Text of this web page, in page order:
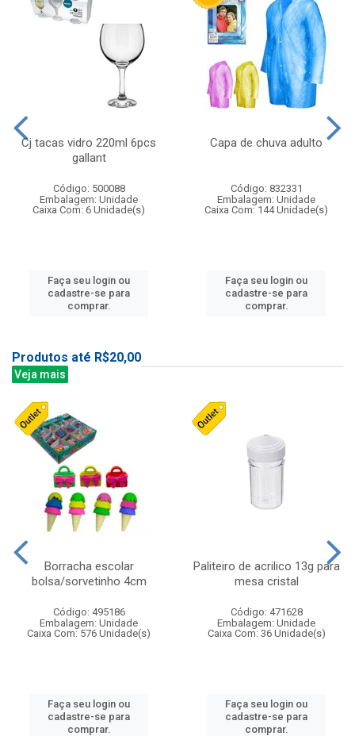
Cj tacas vidro 220ml 6pcs
gallant
Código: 500088
Embalagem: Unidade
Caixa Com: 6 Unidade(s)
Faça seu login ou
cadastre-se para
comprar.
Capa de chuva adulto
Código: 832331
Embalagem: Unidade
Caixa Com: 144 Unidade(s)
Faça seu login ou
cadastre-se para
comprar.
Produtos até R$20,00
Veja mais
Borracha escolar
bolsa/sorvetinho 4cm
Código: 495186
Embalagem: Unidade
Caixa Com: 576 Unidade(s)
Faça seu login ou
cadastre-se para
comprar.
Paliteiro de acrilico 13g para
mesa cristal
Código: 471628
Embalagem: Unidade
Caixa Com: 36 Unidade(s)
Faça seu login ou
cadastre-se para
comprar.